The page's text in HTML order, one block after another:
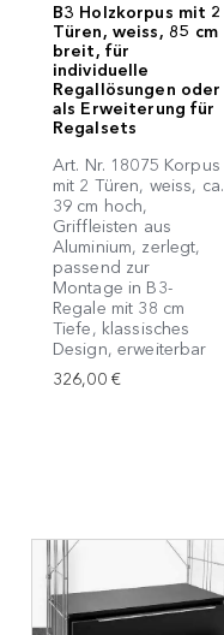
B3 Holzkorpus mit 2
Türen, weiss, 85 cm
breit, für
individuelle
Regallösungen oder
als Erweiterung für
Regalsets
Art. Nr. 18075 Korpus
mit 2 Türen, weiss, ca.
39 cm hoch,
Griffleisten aus
Aluminium, zerlegt,
passend zur
Montage in B3-
Regale mit 38 cm
Tiefe, klassisches
Design, erweiterbar
326,00 €